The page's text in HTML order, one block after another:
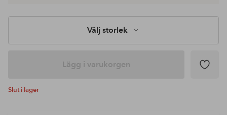
Välj storlek
Lägg i varukorgen
Slut i lager